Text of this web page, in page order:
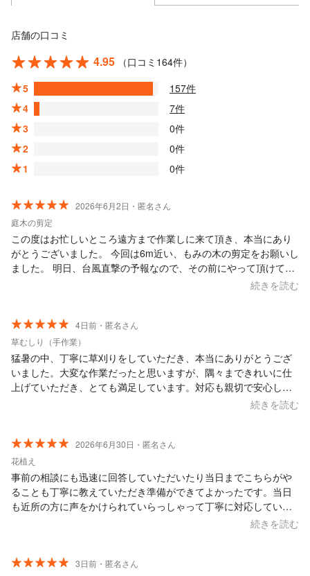
店舗の口コミ
4.95
（口コミ164件）
5
157件
4
7件
3
0件
2
0件
1
0件
2026年6月2日・匿名さん
庭木の剪定
この度はお忙しいところ遠方まで作業しに来て頂き、本当にあり
がとうございました。 今回は6m近い、もみの木の剪定をお願いし
ました。 明日、台風直撃の予報なので、その前にやって頂けて大
変助かりました。 服部さんの対応が素晴らしく、笑顔でこちらを
を選ばせて頂きましたが、 本当に口コミ通り、お人柄もお仕事も
素晴らしい方でした。 高いところの作業も沢山あると思いますの
で、くれぐれもお怪我などないよう、お気をつけて、 これからも
お客様たちを笑顔にしてあげてください。 服部さんの笑顔にとて
も癒されて素敵な1日になりました。 また是非、宜しくお願い致
続きを読む
4日前・匿名さん
草むしり（手作業）
猛暑の中、丁寧に草刈りをしていただき、本当にありがとうござ
いました。大変な作業だったと思いますが、隅々まできれいに仕
上げていただき、とても満足しています。対応も親切で安心して
お任せできました。 また機会があればぜひお願いしたいです。
続きを読む
2026年6月30日・匿名さん
花植え
事前の相談にも迅速に回答していただいたり当日までこちらがや
ることも丁寧に教えていただき準備ができてよかったです。当日
も近所の方に声をかけられていらっしゃって丁寧に対応していた
だきましたし、そのことについてもご相談していただきアドバイ
続きを読む
3日前・匿名さん